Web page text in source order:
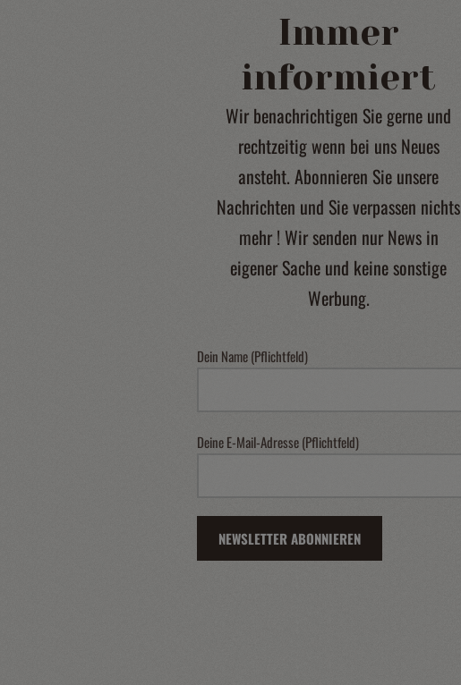
Immer
informiert
Wir benachrichtigen Sie gerne und
rechtzeitig wenn bei uns Neues
ansteht. Abonnieren Sie unsere
Nachrichten und Sie verpassen nichts
mehr ! Wir senden nur News in
eigener Sache und keine sonstige
Werbung.
Dein Name (Pflichtfeld)
Deine E-Mail-Adresse (Pflichtfeld)